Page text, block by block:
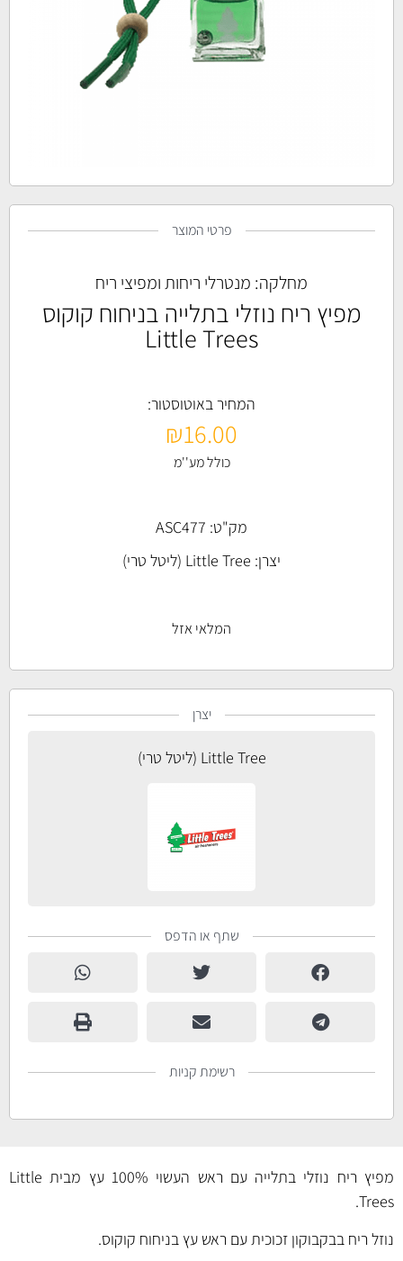
פרטי המוצר
מחלקה: מנטרלי ריחות ומפיצי ריח
מפיץ ריח נוזלי בתלייה בניחוח קוקוס
Little Trees
המחיר באוטוסטור:
₪16.00
כולל מע''מ
מק"ט: ASC477
יצרן: Little Tree (ליטל טרי)
המלאי אזל
יצרן
Little Tree (ליטל טרי)
שתף או הדפס
רשימת קניות
מפיץ ריח נוזלי בתלייה עם ראש העשוי 100% עץ מבית Little
Trees.
נוזל ריח בבקבוקון זכוכית עם ראש עץ בניחוח קוקוס.